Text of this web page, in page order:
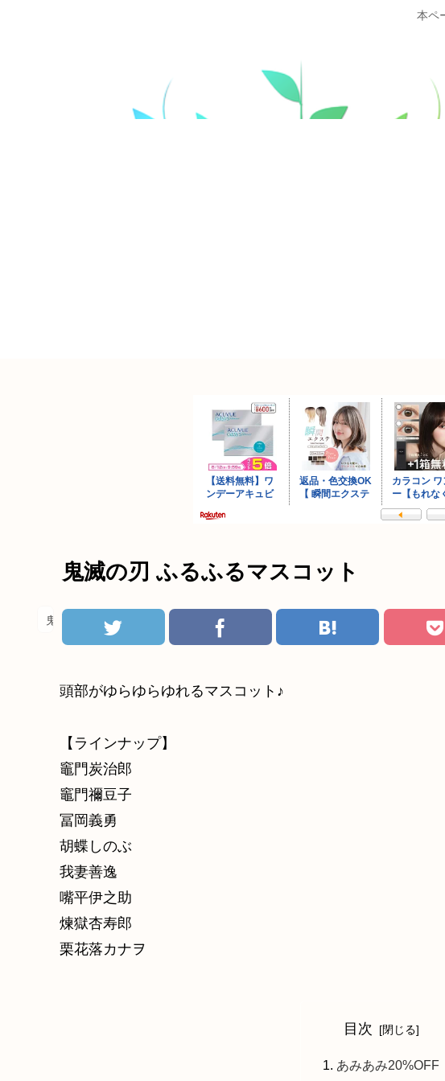
本ペ
鬼滅の刃 ふるふるマスコット
鬼滅の刃
頭部がゆらゆらゆれるマスコット♪
【ラインナップ】
竈門炭治郎
竈門禰豆子
冨岡義勇
胡蝶しのぶ
我妻善逸
嘴平伊之助
煉獄杏寿郎
栗花落カナヲ
目次
あみあみ20%OFF